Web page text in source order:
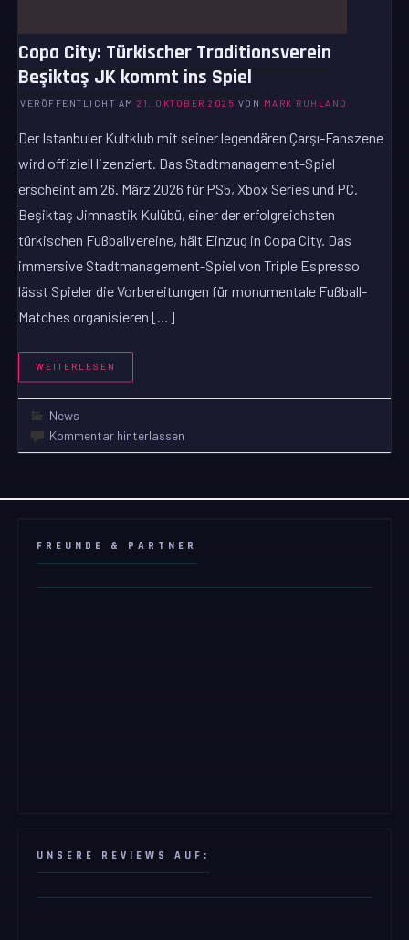
Copa City: Türkischer Traditionsverein
Beşiktaş JK kommt ins Spiel
VERÖFFENTLICHT AM21. OKTOBER 2025 VON MARK RUHLAND
Der Istanbuler Kultklub mit seiner legendären Çarşı-Fanszene
wird offiziell lizenziert. Das Stadtmanagement-Spiel
erscheint am 26. März 2026 für PS5, Xbox Series und PC.
Beşiktaş Jimnastik Kulübü, einer der erfolgreichsten
türkischen Fußballvereine, hält Einzug in Copa City. Das
immersive Stadtmanagement-Spiel von Triple Espresso
lässt Spieler die Vorbereitungen für monumentale Fußball-
Matches organisieren […]
WEITERLESEN
News
Kommentar hinterlassen
FREUNDE & PARTNER
UNSERE REVIEWS AUF: